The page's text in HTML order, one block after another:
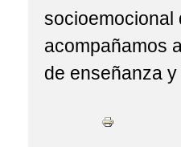
socioemocional
acompañamos
de enseñanza